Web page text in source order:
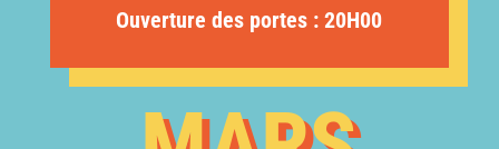
Ouverture des portes : 20H00